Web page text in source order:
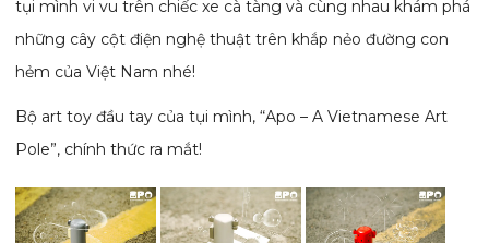
tụi mình vi vu trên chiếc xe cà tàng và cùng nhau khám phá
những cây cột điện nghệ thuật trên khắp nẻo đường con
hẻm của Việt Nam nhé!
Bộ art toy đầu tay của tụi mình, “Apo – A Vietnamese Art
Pole”, chính thức ra mắt!